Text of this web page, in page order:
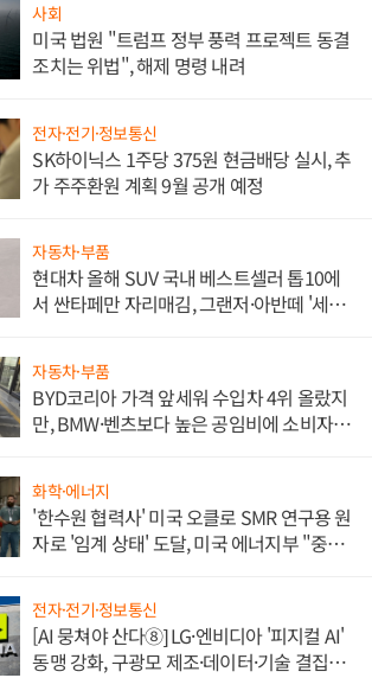
사회
미국 법원 "트럼프 정부 풍력 프로젝트 동결
조치는 위법", 해제 명령 내려
전자·전기·정보통신
SK하이닉스 1주당 375원 현금배당 실시, 추
가 주주환원 계획 9월 공개 예정
자동차·부품
현대차 올해 SUV 국내 베스트셀러 톱10에
서 싼타페만 자리매김, 그랜저·아반떼 '세단
자동차·부품
BYD코리아 가격 앞세워 수입차 4위 올랐지
만, BMW·벤츠보다 높은 공임비에 소비자
화학·에너지
'한수원 협력사' 미국 오클로 SMR 연구용 원
자로 '임계 상태' 도달, 미국 에너지부 "중요
전자·전기·정보통신
[AI 뭉쳐야 산다⑧] LG·엔비디아 '피지컬 AI'
동맹 강화, 구광모 제조·데이터·기술 결집